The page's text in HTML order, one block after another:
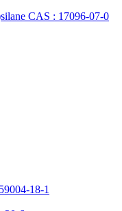
CAS : 17096-07-0
18-1